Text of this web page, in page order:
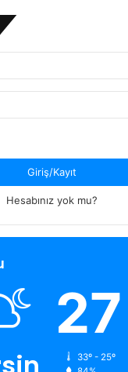
Giriş/Kayıt
Hesabınız yok mu?
27
33º - 25º